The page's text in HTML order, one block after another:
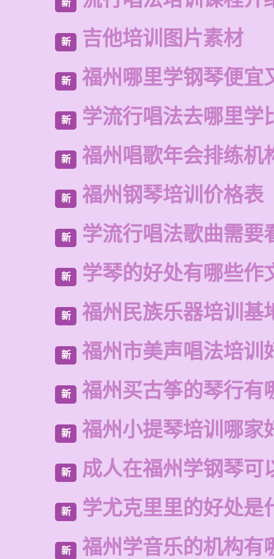
新
新 吉他培训图片素材
新 福州哪里学钢琴便宜
新 学流行唱法去哪里学
新 福州唱歌年会排练机
新 福州钢琴培训价格表
新 学流行唱法歌曲需要
新 学琴的好处有哪些作
新 福州民族乐器培训基
新 福州市美声唱法培训
新 福州买古筝的琴行有
新 福州小提琴培训哪家
新 成人在福州学钢琴可
新 学尤克里里的好处是
新 福州学音乐的机构有